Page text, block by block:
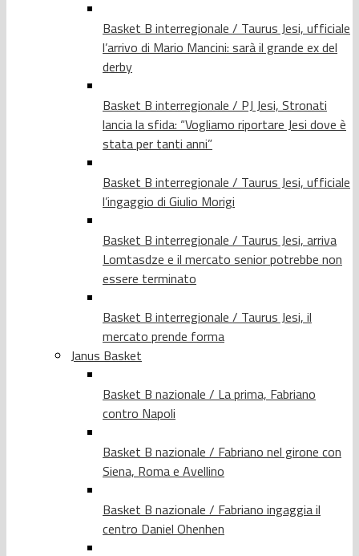
Basket B interregionale / Taurus Jesi, ufficiale
l’arrivo di Mario Mancini: sarà il grande ex del
derby
Basket B interregionale / PJ Jesi, Stronati
lancia la sfida: “Vogliamo riportare Jesi dove è
stata per tanti anni”
Basket B interregionale / Taurus Jesi, ufficiale
l’ingaggio di Giulio Morigi
Basket B interregionale / Taurus Jesi, arriva
Lomtasdze e il mercato senior potrebbe non
essere terminato
Basket B interregionale / Taurus Jesi, il
mercato prende forma
Janus Basket
Basket B nazionale / La prima, Fabriano
contro Napoli
Basket B nazionale / Fabriano nel girone con
Siena, Roma e Avellino
Basket B nazionale / Fabriano ingaggia il
centro Daniel Ohenhen